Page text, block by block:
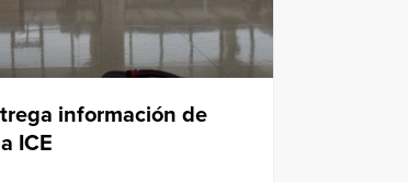
información de
ICE